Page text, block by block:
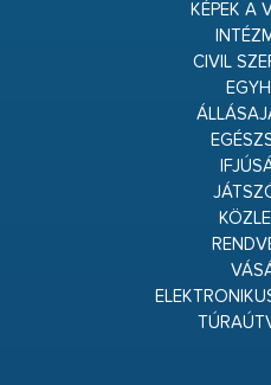
KÉPEK A
CIVIL